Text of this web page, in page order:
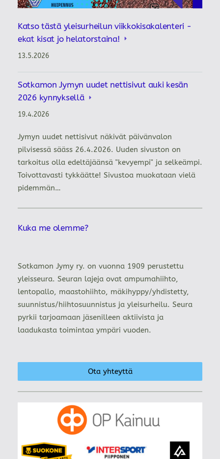
Katso tästä yleisurheilun viikkokisakalenteri -
ekat kisat jo helatorstaina!
13.5.2026
Sotkamon Jymyn uudet nettisivut auki kesän
2026 kynnyksellä
19.4.2026
Jymyn uudet nettisivut näkivät päivänvalon
pilvisessä sääss 26.4.2026. Uuden sivuston on
tarkoitus olla edeltäjäänsä "kevyempi" ja selkeämpi.
Toivottavasti tykkäätte! Sivustoa muokataan vielä
pidemmän…
Kuka me olemme?
Sotkamon Jymy ry. on vuonna 1909 perustettu
yleisseura. Seuran lajeja ovat ampumahiihto,
lentopallo, maastohiihto, mäkihyppy/yhdistetty,
suunnistus/hiihtosuunnistus ja yleisurheilu. Seura
pyrkii tarjoamaan jäsenilleen aktiivista ja
laadukasta toimintaa ympäri vuoden.
Ota yhteyttä